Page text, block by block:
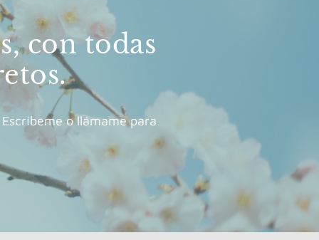
con todas
o llámame para